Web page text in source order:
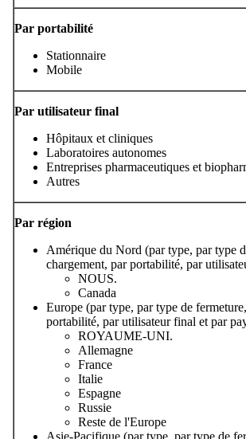
Par portabilité
Stationnaire
Mobile
Par utilisateur final
Hôpitaux et cliniques
Laboratoires autonomes
Entreprises pharmaceutiques et
Autres
Par région
Amérique du Nord (par type, par type
chargement, par portabilité, par
NOUS.
Canada
Europe (par type, par type de
portabilité, par utilisateur final et par
ROYAUME-UNI.
Allemagne
France
Italie
Espagne
Russie
Reste de l'Europe
Asie-Pacifique (par type, par type de